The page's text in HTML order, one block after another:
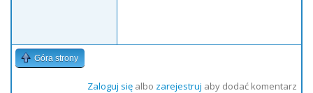
Góra strony
Zaloguj sięalbo zarejestruj aby dodać komentarz